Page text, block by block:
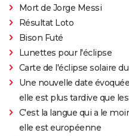
Mort de Jorge Messi
Résultat Loto
Bison Futé
Lunettes pour l'éclipse
Carte de l'éclipse solaire
Une nouvelle date
elle est plus tardive que
C'est la langue qui a le
elle est européenne